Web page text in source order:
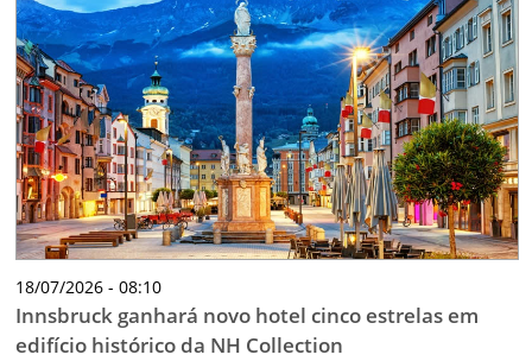
18/07/2026 - 08:10
Innsbruck ganhará novo hotel cinco estrelas em
edifício histórico da NH Collection